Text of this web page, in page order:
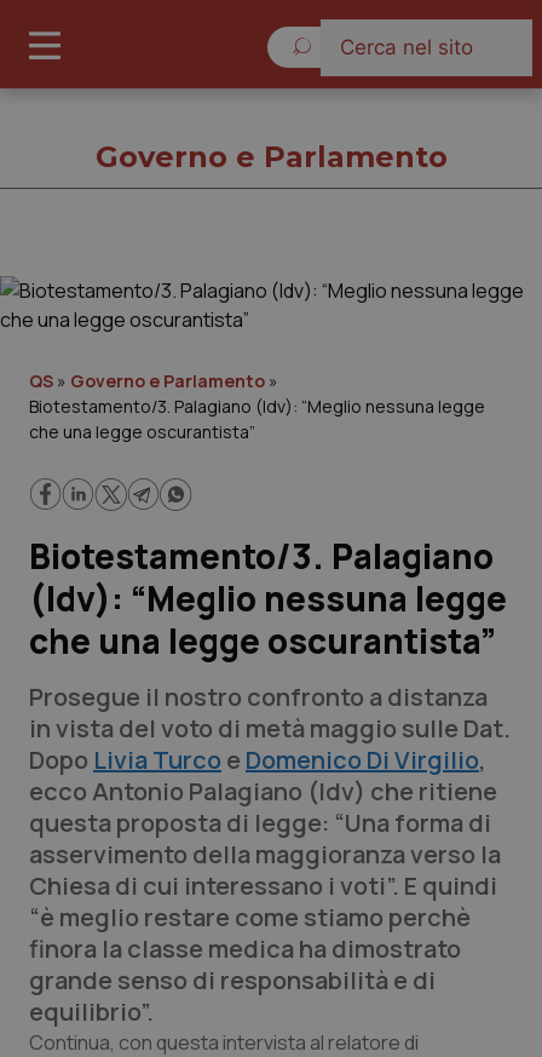
Governo e Parlamento
Regioni e Asl
Lavoro e Professioni
Scienza e Farmaci
Studi e Analisi
Lettere al direttore
Edizioni Regionali
QS Pro
Professionisti Sanitari.AI
Abruzzo
Basilicata
QS Pro Gold
Artrite & artrosi
QS Club Newsletter
Governo e Parlamento
QS » Governo e Parlamento »
Biotestamento/3. Palagiano (Idv): “Meglio nessuna legge
che una legge oscurantista”
Biotestamento/3. Palagiano
(Idv): “Meglio nessuna legge
che una legge oscurantista”
Prosegue il nostro confronto a distanza
in vista del voto di metà maggio sulle Dat.
Dopo Livia Turco e Domenico Di Virgilio,
ecco Antonio Palagiano (Idv) che ritiene
questa proposta di legge: “Una forma di
asservimento della maggioranza verso la
Chiesa di cui interessano i voti”. E quindi
“è meglio restare come stiamo perchè
finora la classe medica ha dimostrato
grande senso di responsabilità e di
equilibrio”.
Continua, con questa intervista al relatore di